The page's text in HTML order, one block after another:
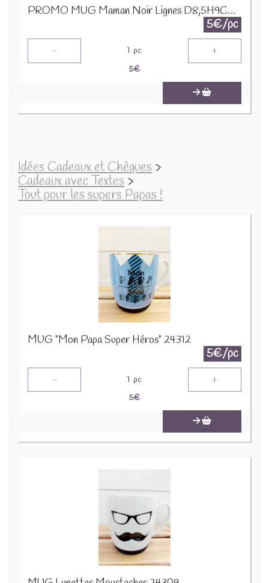
PROMO MUG Maman Noir Lignes D8,5H9CM 23975
5€/pc
- 1 pc +
5€
Idées Cadeaux et Chèques >
Cadeaux avec Textes >
Tout pour les supers Papas !
MUG "Mon Papa Super Héros" 24312
5€/pc
- 1 pc +
5€